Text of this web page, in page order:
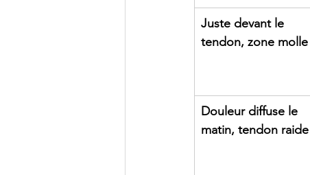
Juste devant le
tendon, zone molle
Douleur diffuse le
matin, tendon raide